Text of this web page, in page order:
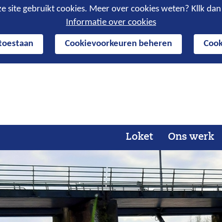
site gebruikt cookies. Meer over cookies weten? Kllk
Informatie over cookies
Cookievoorkeuren beheren
Loket Ons werk